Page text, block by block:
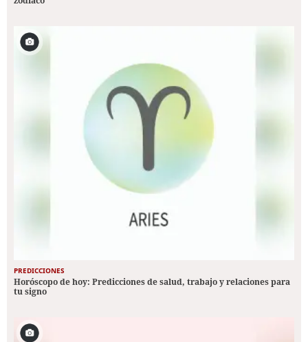
PREDICCIONES
Horóscopo de hoy: Predicciones de salud, trabajo y relaciones para
tu signo